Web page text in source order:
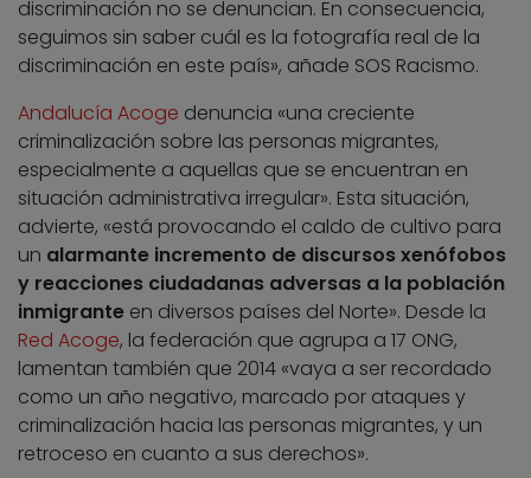
discriminación no se denuncian. En consecuencia,
seguimos sin saber cuál es la fotografía real de la
discriminación en este país», añade SOS Racismo.
Andalucía Acoge denuncia «una creciente
criminalización sobre las personas migrantes,
especialmente a aquellas que se encuentran en
situación administrativa irregular». Esta situación,
advierte, «está provocando el caldo de cultivo para
un alarmante incremento de discursos xenófobos
y reacciones ciudadanas adversas a la población
inmigrante en diversos países del Norte». Desde la
Red Acoge, la federación que agrupa a 17 ONG,
lamentan también que 2014 «vaya a ser recordado
como un año negativo, marcado por ataques y
criminalización hacia las personas migrantes, y un
retroceso en cuanto a sus derechos».